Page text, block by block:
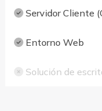
Servidor Cliente
Entorno Web
Solución de